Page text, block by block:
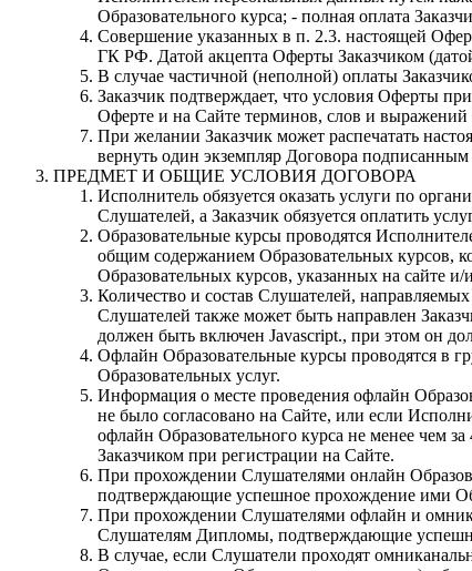
Образовательного курса; - полная оплата
Совершение указанных в п. 2.3. настоящей
ГК РФ. Датой акцепта Оферты Заказчиком
В случае частичной (неполной) оплаты
Заказчик подтверждает, что условия Оферты
Оферте и на Сайте терминов, слов и
При желании Заказчик может распечатать
вернуть один экземпляр Договора
ПРЕДМЕТ И ОБЩИЕ УСЛОВИЯ ДОГОВОРА
Исполнитель обязуется оказать услуги по
Слушателей, а Заказчик обязуется оплатить
Образовательные курсы проводятся
общим содержанием Образовательных курсов,
Образовательных курсов, указанных на сайте
Количество и состав Слушателей,
Слушателей также может быть направлен
должен быть включен Javascript., при этом он
Офлайн Образовательные курсы проводятся в
Образовательных услуг.
Информация о месте проведения офлайн
не было согласовано на Сайте, или если
офлайн Образовательного курса не менее чем
Заказчиком при регистрации на Сайте.
При прохождении Слушателями онлайн
подтверждающие успешное прохождение ими
При прохождении Слушателями офлайн и
Слушателям Дипломы, подтверждающие
В случае, если Слушатели проходят